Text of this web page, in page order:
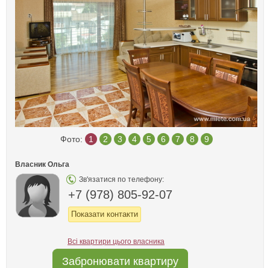
Фото: 1 2 3 4 5 6 7 8 9
Власник Ольга
Зв'язатися по телефону:
+7 (978) 805-92-07
Показати контакти
Всі квартири цього власника
Забронювати квартиру